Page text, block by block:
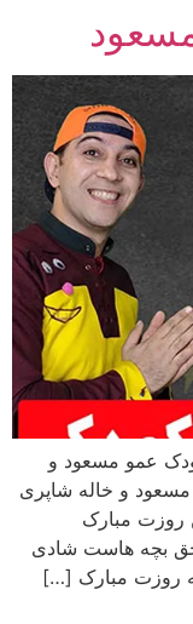
عمو مسعود و
و خاله شاپری
روزت مبارک
حق بچه هاست شادی
روزت مبارک […]